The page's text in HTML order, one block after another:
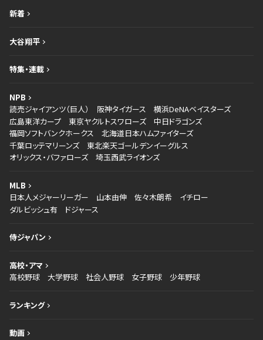
新着
大谷翔平
特集・連載
NPB
読売ジャイアンツ（巨人）
阪神タイガース
横浜DeNAベイスターズ
広島東洋カープ
東京ヤクルトスワローズ
中日ドラゴンズ
福岡ソフトバンクホークス
北海道日本ハムファイターズ
千葉ロッテマリーンズ
東北楽天ゴールデンイーグルス
オリックス・バファローズ
埼玉西武ライオンズ
MLB
日本人メジャーリーガー
山本由伸 佐々木朗希
イチロー
ダルビッシュ有
ドジャース
侍ジャパン
高校・アマ
高校野球
大学野球 社会人野球 女子野球 少年野球
ランキング
動画